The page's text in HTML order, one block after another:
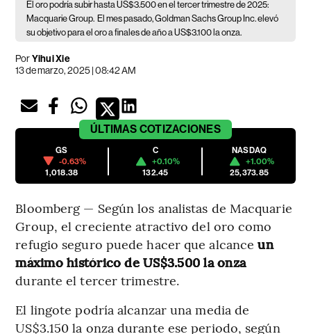
El oro podría subir hasta US$3.500 en el tercer trimestre de 2025:
Macquarie Group. El mes pasado, Goldman Sachs Group Inc. elevó
su objetivo para el oro a finales de año a US$3.100 la onza.
PorYihui Xie
13 de marzo, 2025 | 08:42 AM
ÚLTIMAS COTIZACIONES
GS
-0.63%
1,018.38
C
+0.10%
132.45
NASDAQ
+1.00%
25,373.85
Bloomberg — Según los analistas de Macquarie
Group, el creciente atractivo del oro como
refugio seguro puede hacer que alcanceun
máximo histórico de US$3.500 la onza
durante el tercer trimestre.
El lingote podría alcanzar una media de
US$3.150 la onza durante ese periodo, según